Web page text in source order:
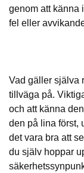
genom att känna
fel eller
Vad gäller själva
tillväga på.
och att känna
den på lina först,
det vara bra att
du själv hoppar